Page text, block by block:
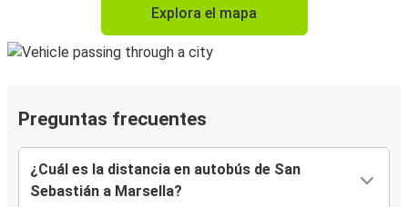
Explora el mapa
Preguntas frecuentes
¿Cuál es la distancia en autobús de San
Sebastián a Marsella?